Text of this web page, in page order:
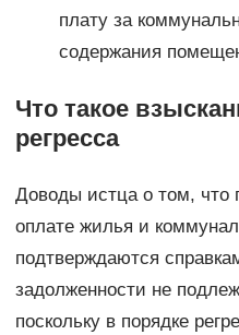
плату за
содержания
Что такое
регресса
Доводы истца о том, что
оплате жилья и
подтверждаются
задолженности не
поскольку в порядке